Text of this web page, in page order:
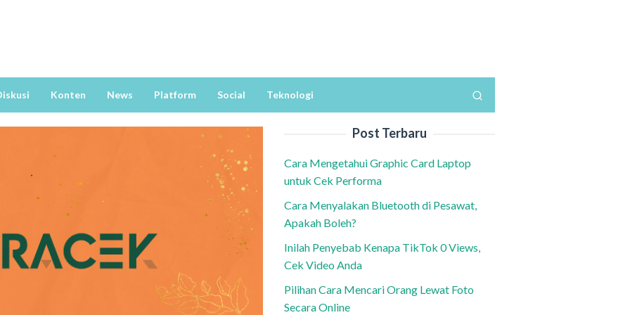
Konten News Platform Social Teknologi
Post Terbaru
Cara Mengetahui Graphic Card Laptop
untuk Cek Performa
Cara Menyalakan Bluetooth di Pesawat,
Apakah Boleh?
Inilah Penyebab Kenapa TikTok 0 Views,
Cek Video Anda
Pilihan Cara Mencari Orang Lewat Foto
Secara Online